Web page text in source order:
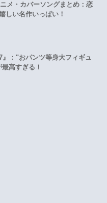
メ・カバーソングまとめ：恋
しい名作いっぱい！
』："おパンツ等身大フィギュ
高すぎる！